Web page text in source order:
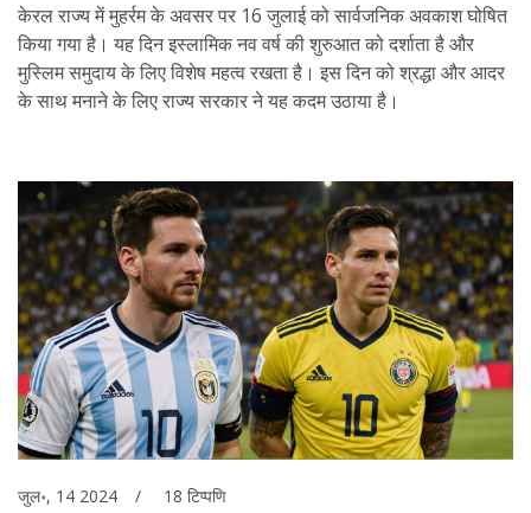
केरल राज्य में मुहर्रम के अवसर पर 16 जुलाई को सार्वजनिक अवकाश घोषित
किया गया है। यह दिन इस्लामिक नव वर्ष की शुरुआत को दर्शाता है और
मुस्लिम समुदाय के लिए विशेष महत्व रखता है। इस दिन को श्रद्धा और आदर
के साथ मनाने के लिए राज्य सरकार ने यह कदम उठाया है।
जुल॰, 14 2024 18 टिप्पणि